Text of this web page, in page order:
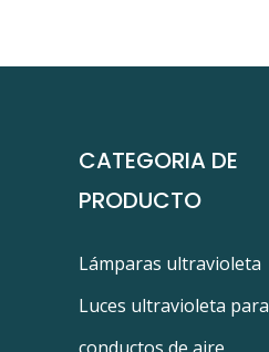
CATEGORIA DE
PRODUCTO
Lámparas ultravioleta
Luces ultravioleta para